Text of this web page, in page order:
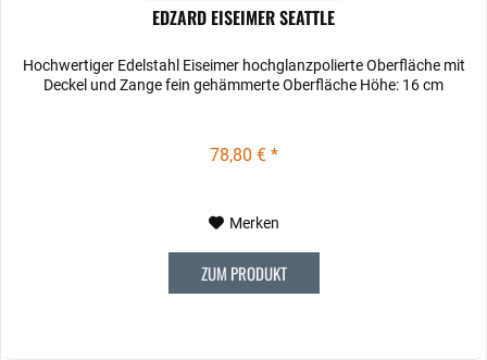
EDZARD EISEIMER SEATTLE
Hochwertiger Edelstahl Eiseimer hochglanzpolierte Oberfläche mit
Deckel und Zange fein gehämmerte Oberfläche Höhe: 16 cm
78,80 € *
Merken
ZUM PRODUKT